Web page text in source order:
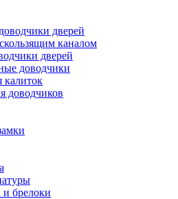
дверей
каналом
дверей
доводчики
калиток
доводчиков
и брелоки